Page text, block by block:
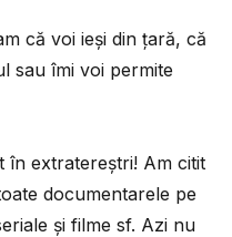
că voi ieși din țară, că
sau îmi voi permite
în extratereștri! Am citit
documentarele pe
și filme sf. Azi nu